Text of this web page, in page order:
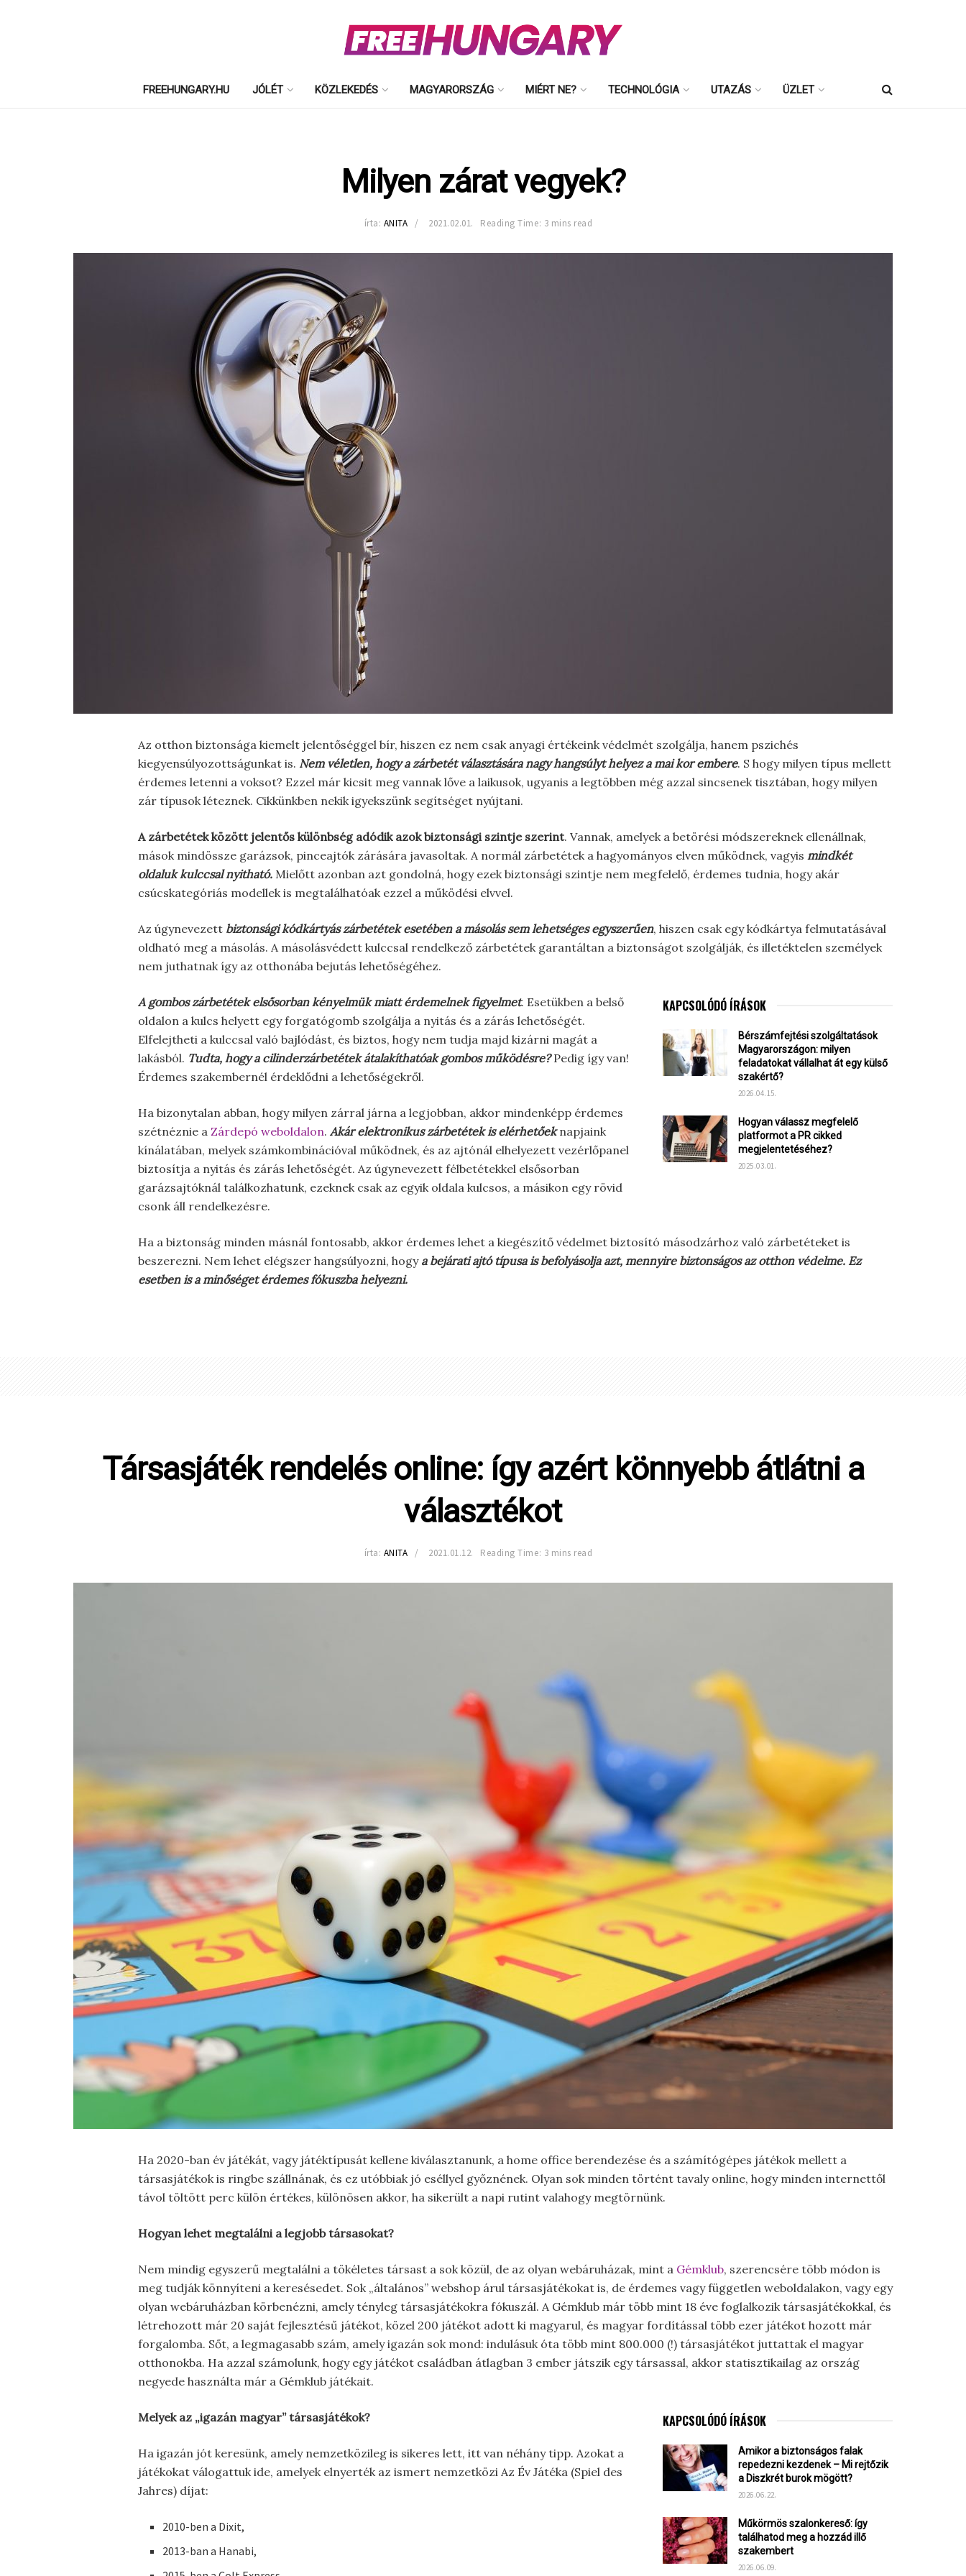
FREEHUNGARY.HU JÓLÉT KÖZLEKEDÉS MAGYARORSZÁG MIÉRT NE? TECHNOLÓGIA UTAZÁS ÜZLET
Milyen zárat vegyek?
írta: ANITA 2021.02.01. Reading Time: 3 mins read
Az otthon biztonsága kiemelt jelentőséggel bír, hiszen ez nem csak anyagi értékeink védelmét szolgálja, hanem pszichés
kiegyensúlyozottságunkat is. Nem véletlen, hogy a zárbetét választására nagy hangsúlyt helyez a mai kor embere. S hogy milyen típus mellett
érdemes letenni a voksot? Ezzel már kicsit meg vannak lőve a laikusok, ugyanis a legtöbben még azzal sincsenek tisztában, hogy milyen
zár típusok léteznek. Cikkünkben nekik igyekszünk segítséget nyújtani.
A zárbetétek között jelentős különbség adódik azok biztonsági szintje szerint. Vannak, amelyek a betörési módszereknek ellenállnak,
mások mindössze garázsok, pinceajtók zárására javasoltak. A normál zárbetétek a hagyományos elven működnek, vagyis mindkét
oldaluk kulccsal nyitható. Mielőtt azonban azt gondolná, hogy ezek biztonsági szintje nem megfelelő, érdemes tudnia, hogy akár
csúcskategóriás modellek is megtalálhatóak ezzel a működési elvvel.
Az úgynevezett biztonsági kódkártyás zárbetétek esetében a másolás sem lehetséges egyszerűen, hiszen csak egy kódkártya felmutatásával
oldható meg a másolás. A másolásvédett kulccsal rendelkező zárbetétek garantáltan a biztonságot szolgálják, és illetéktelen személyek
nem juthatnak így az otthonába bejutás lehetőségéhez.
KAPCSOLÓDÓ ÍRÁSOK
Bérszámfejtési szolgáltatások
Magyarországon: milyen
feladatokat vállalhat át egy külső
szakértő?
2026.04.15.
Hogyan válassz megfelelő
platformot a PR cikked
megjelentetéséhez?
2025.03.01.
A gombos zárbetétek elsősorban kényelmük miatt érdemelnek figyelmet. Esetükben a belső
oldalon a kulcs helyett egy forgatógomb szolgálja a nyitás és a zárás lehetőségét.
Elfelejtheti a kulccsal való bajlódást, és biztos, hogy nem tudja majd kizárni magát a
lakásból. Tudta, hogy a cilinderzárbetétek átalakíthatóak gombos működésre?Pedig így van!
Érdemes szakembernél érdeklődni a lehetőségekről.
Ha bizonytalan abban, hogy milyen zárral járna a legjobban, akkor mindenképp érdemes
szétnéznie a Zárdepó weboldalon. Akár elektronikus zárbetétek is elérhetőeknapjaink
kínálatában, melyek számkombinációval működnek, és az ajtónál elhelyezett vezérlőpanel
biztosítja a nyitás és zárás lehetőségét. Az úgynevezett félbetétekkel elsősorban
garázsajtóknál találkozhatunk, ezeknek csak az egyik oldala kulcsos, a másikon egy rövid
csonk áll rendelkezésre.
Ha a biztonság minden másnál fontosabb, akkor érdemes lehet a kiegészítő védelmet biztosító másodzárhoz való zárbetéteket is
beszerezni. Nem lehet elégszer hangsúlyozni, hogy a bejárati ajtó típusa is befolyásolja azt, mennyire biztonságos az otthon védelme. Ez
esetben is a minőséget érdemes fókuszba helyezni.
Társasjáték rendelés online: így azért könnyebb átlátni a
választékot
írta: ANITA 2021.01.12. Reading Time: 3 mins read
Ha 2020-ban év játékát, vagy játéktípusát kellene kiválasztanunk, a home office berendezése és a számítógépes játékok mellett a
társasjátékok is ringbe szállnának, és ez utóbbiak jó eséllyel győznének. Olyan sok minden történt tavaly online, hogy minden internettől
távol töltött perc külön értékes, különösen akkor, ha sikerült a napi rutint valahogy megtörnünk.
Hogyan lehet megtalálni a legjobb társasokat?
Nem mindig egyszerű megtalálni a tökéletes társast a sok közül, de az olyan webáruházak, mint a Gémklub, szerencsére több módon is
meg tudják könnyíteni a keresésedet. Sok „általános” webshop árul társasjátékokat is, de érdemes vagy független weboldalakon, vagy egy
olyan webáruházban körbenézni, amely tényleg társasjátékokra fókuszál. A Gémklub már több mint 18 éve foglalkozik társasjátékokkal, és
létrehozott már 20 saját fejlesztésű játékot, közel 200 játékot adott ki magyarul, és magyar fordítással több ezer játékot hozott már
forgalomba. Sőt, a legmagasabb szám, amely igazán sok mond: indulásuk óta több mint 800.000 (!) társasjátékot juttattak el magyar
otthonokba. Ha azzal számolunk, hogy egy játékot családban átlagban 3 ember játszik egy társassal, akkor statisztikailag az ország
negyede használta már a Gémklub játékait.
KAPCSOLÓDÓ ÍRÁSOK
Amikor a biztonságos falak
repedezni kezdenek – Mi rejtőzik
a Diszkrét burok mögött?
2026.06.22.
Műkörmös szalonkereső: így
találhatod meg a hozzád illő
szakembert
2026.06.09.
Melyek az „igazán magyar” társasjátékok?
Ha igazán jót keresünk, amely nemzetközileg is sikeres lett, itt van néhány tipp. Azokat a
játékokat válogattuk ide, amelyek elnyerték az ismert nemzetközi Az Év Játéka (Spiel des
Jahres) díjat:
2010-ben a Dixit,
2013-ban a Hanabi,